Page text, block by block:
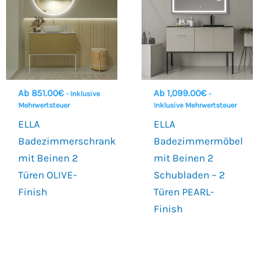
Ab 851.00€ - Inklusive
Mehrwertsteuer
ELLA
Badezimmerschrank
mit Beinen 2
Türen OLIVE-
Finish
Ab 1,099.00€ -
Inklusive Mehrwertsteuer
ELLA
Badezimmermöbel
mit Beinen 2
Schubladen – 2
Türen PEARL-
Finish